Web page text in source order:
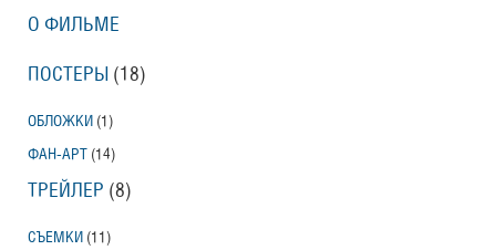
О ФИЛЬМЕ
ПОСТЕРЫ (18)
ОБЛОЖКИ (1)
ФАН-АРТ (14)
ТРЕЙЛЕР (8)
СЪЕМКИ (11)